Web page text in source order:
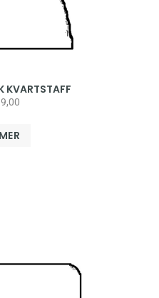
KVARTSTAFF